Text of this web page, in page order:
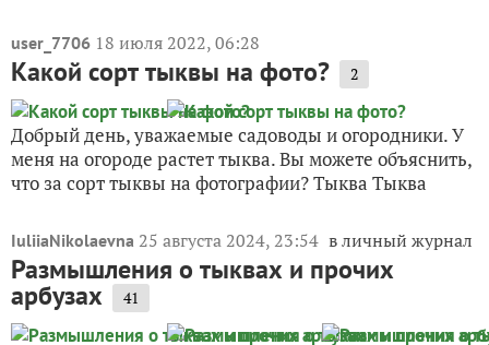
user_7706 18 июля 2022, 06:28
Какой сорт тыквы на фото? 2
Добрый день, уважаемые садоводы и огородники. У
меня на огороде растет тыква. Вы можете объяснить,
что за сорт тыквы на фотографии? Тыква Тыква
IuliiaNikolaevna 25 августа 2024, 23:54 в личный журнал
Размышления о тыквах и прочих
арбузах 41